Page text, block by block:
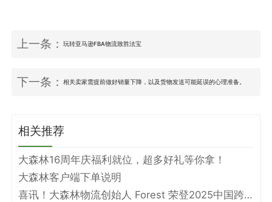
上一条：玩转亚马逊FBA物流致胜法宝
下一条：相关卖家需提前做好销量下降，以及货物发送可能延误的心理准备。
相关推荐
大森林16周年庆福利就位，超多好礼等你拿！
大森林客户端下单说明
喜讯！大森林物流创始人 Forest 荣登2025中国跨境电商物流名人堂！